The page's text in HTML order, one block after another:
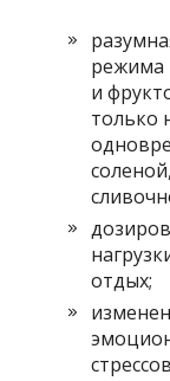
режима
и
только
отдых;